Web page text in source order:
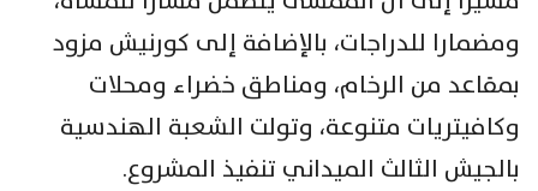
ومضمارا للدراجات، بالإضافة إلى كورنيش مزود
بمقاعد من الرخام، ومناطق خضراء ومحلات
وكافيتريات متنوعة، وتولت الشعبة الهندسية
بالجيش الثالث الميداني تنفيذ المشروع.